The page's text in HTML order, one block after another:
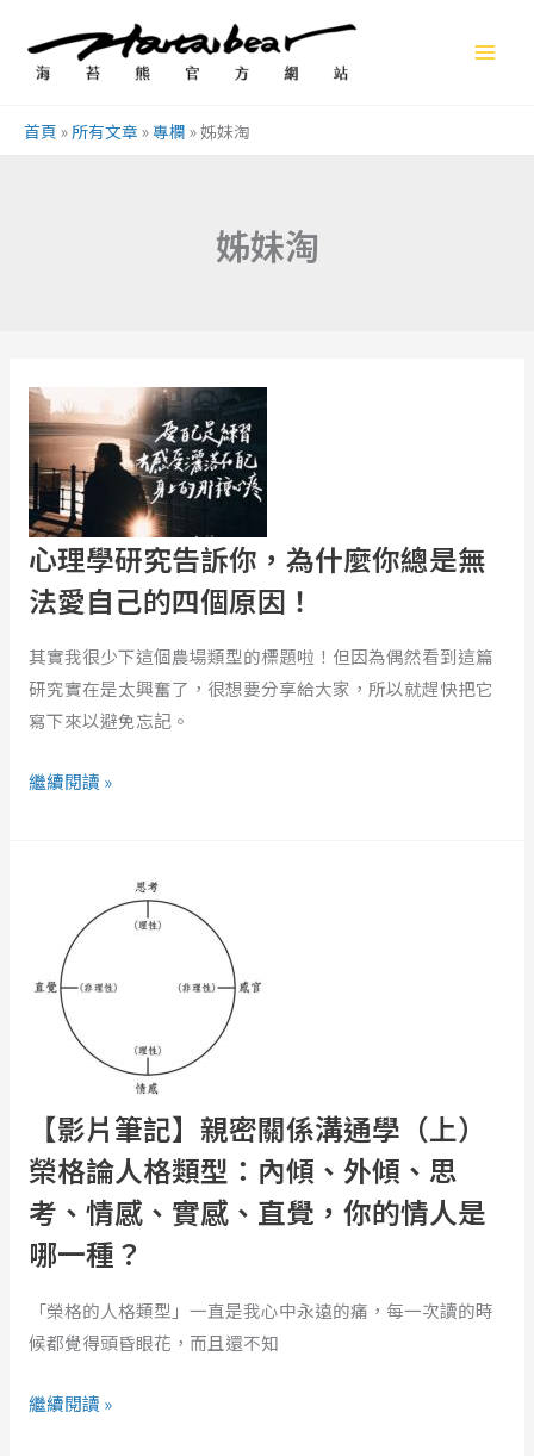
首頁 »所有文章 »專欄 »姊妹淘
姊妹淘
心理學研究告訴你，為什麼你總是無
法愛自己的四個原因！
其實我很少下這個農場類型的標題啦！但因為偶然看到這篇
研究實在是太興奮了，很想要分享給大家，所以就趕快把它
寫下來以避免忘記。
理
學
研
究
告
訴
你，
什
麼
你
是
的
因！
繼續閱讀 »
【影片筆記】親密關係溝通學（上）
榮格論人格類型：內傾、外傾、思
考、情感、實感、直覺，你的情人是
哪一種？
「榮格的人格類型」一直是我心中永遠的痛，每一次讀的時
候都覺得頭昏眼花，而且還不知
親
學
（上）
榮
格
論
人
類
繼續閱讀 »